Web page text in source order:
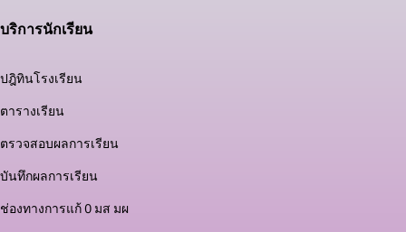
บริการนักเรียน
ปฎิทินโรงเรียน
ตารางเรียน
ตรวจสอบผลการเรียน
บันทึกผลการเรียน
ช่องทางการแก้ 0 มส มผ